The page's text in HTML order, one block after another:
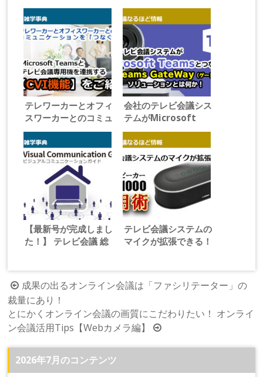
テレワーカーとオフィ
スワーカーとのコミュ
ニケーションを「つな
ぐ」 Microsoft
Teamsとテレビ会議
専用機を連携する
【CVI機能】をご紹
会社のテレビ会議シス
テムがMicrosoft
Teamsとつながる！
MS Teams
GateWay（ゲートウ
ェイ）ソリューション
とは何か！
【最新号が完成しまし
た！】 テレビ会議 総
Guide Vol.21
テレビ会議システムの
マイクが拡張できる！
用術
投
稿
ナ
ビ
ゲ
ー
成果の出るオンライン会議は「ファシリテーター」の
裁量にあり！
とにかくオンライン会議の画質にこだわりたい！ オンライ
ン会議活用Tips【Webカメラ編】
2026年7月のコンテンツ